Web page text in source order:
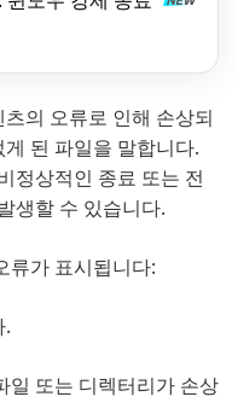
의 오류로 인해 손상되
된 파일을 말합니다.
정상적인 종료 또는 전
생할 수 있습니다.
류가 표시됩니다:
.
일 또는 디렉터리가 손상